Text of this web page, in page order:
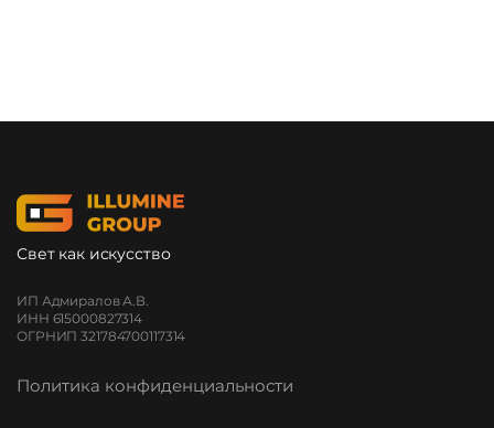
Свет как искусство
ИП Адмиралов А.В.
ИНН 615000827314
ОГРНИП 321784700117314
Политика конфиденциальности